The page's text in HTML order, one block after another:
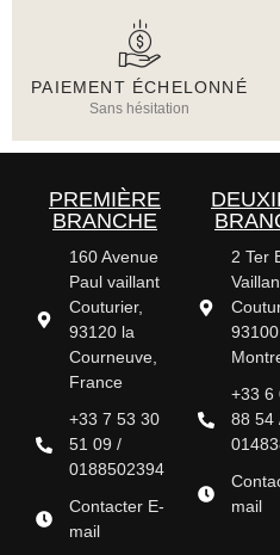
PAIEMENT ÉCHELONNÉ
Sans hésitation
PREMIÈRE
BRANCHE
160 Avenue
Paul vaillant
Couturier,
93120 la
Courneuve,
France
+33 7 53 30
51 09 /
0188502394
Contacter E-
mail
2 Ter
+33 6
88 54
mail